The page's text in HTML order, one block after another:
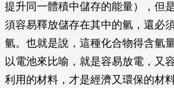
提升同一體積中儲存的能量），但
須容易釋放儲存在其中的氫，還必
氫。也就是說，這種化合物得含氫
以電池來比喻，就是容易放電，又
利用的材料，才是經濟又環保的材